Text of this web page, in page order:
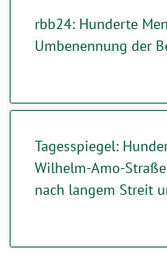
rbb24: Hunderte
Umbenennung der
Tagesspiegel:
Wilhelm-Amo-
nach langem Streit